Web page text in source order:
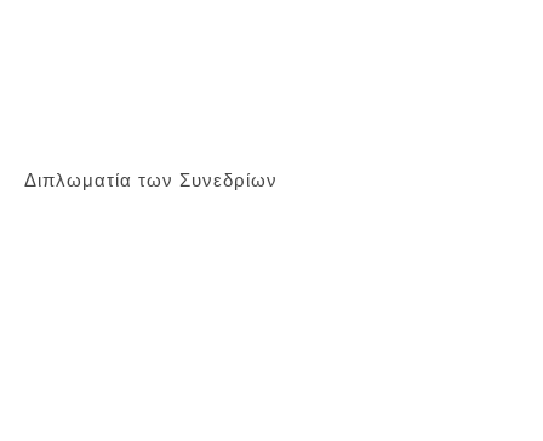
Διπλωματία των Συνεδρίων